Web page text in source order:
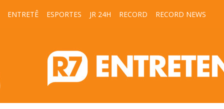
ENTRETÊ ESPORTES JR 24H RECORD RECORD NEWS